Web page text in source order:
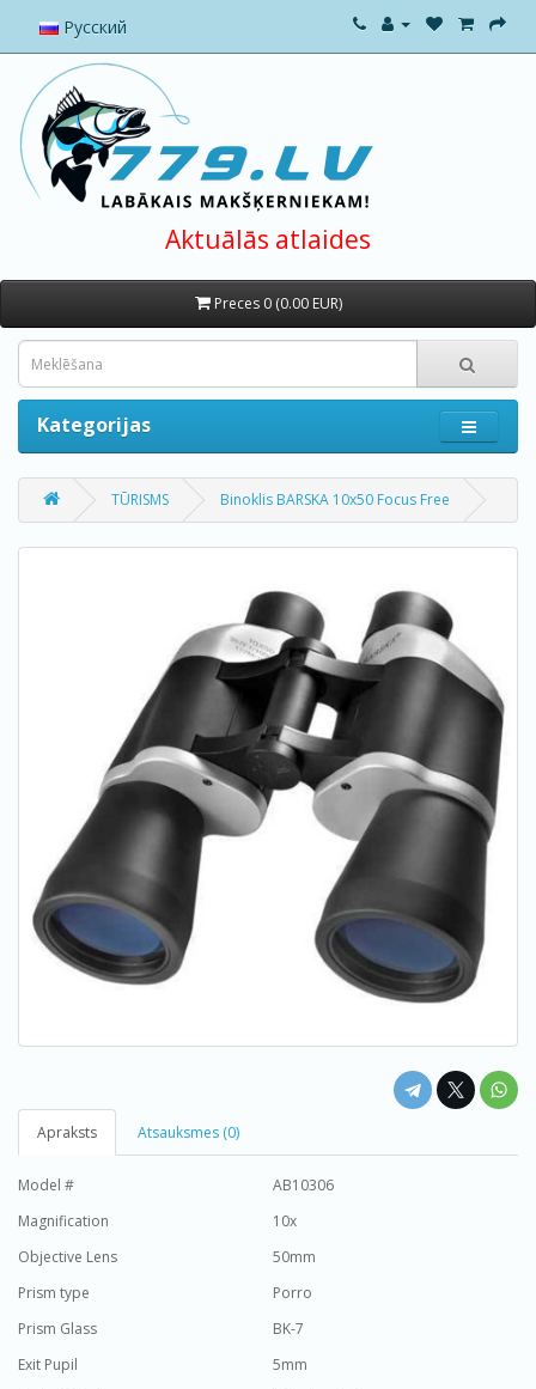
Русский
Aktuālās atlaides
Preces 0 (0.00 EUR)
Kategorijas
TŪRISMS Binoklis BARSKA 10x50 Focus Free
Apraksts Atsauksmes (0)
Model #
AB10306
Magnification
10x
Objective Lens
50mm
Prism type
Porro
Prism Glass
BK-7
Exit Pupil
5mm